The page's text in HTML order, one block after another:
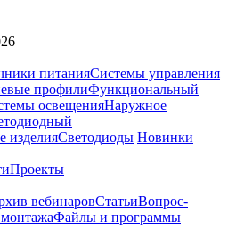
питанияСистемы управления
профилиФункциональный
освещенияНаружное
изделияСветодиоды Новинки
Проекты
вебинаровСтатьиВопрос-
Файлы и программы